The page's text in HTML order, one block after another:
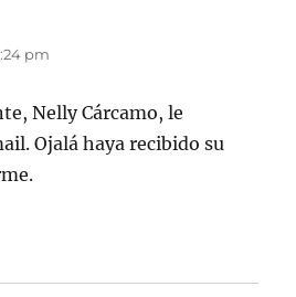
pm
Nelly Cárcamo, le
Ojalá haya recibido su